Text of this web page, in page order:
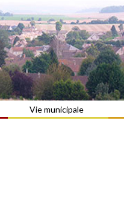
Vie municipale